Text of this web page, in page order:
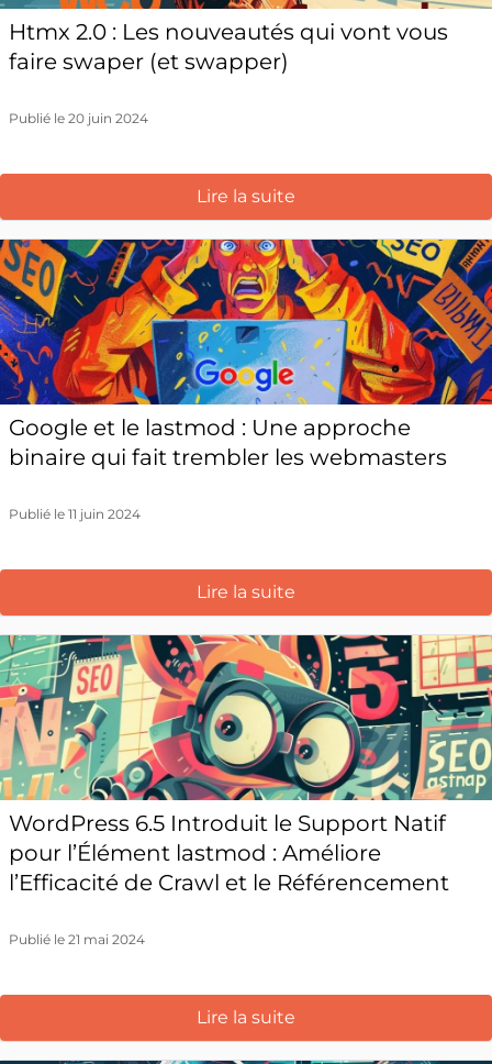
Htmx 2.0 : Les nouveautés qui vont vous
faire swaper (et swapper)
Publié le 20 juin 2024
Lire la suite
Google et le lastmod : Une approche
binaire qui fait trembler les webmasters
Publié le 11 juin 2024
Lire la suite
WordPress 6.5 Introduit le Support Natif
pour l’Élément lastmod : Améliore
l’Efficacité de Crawl et le Référencement
Publié le 21 mai 2024
Lire la suite